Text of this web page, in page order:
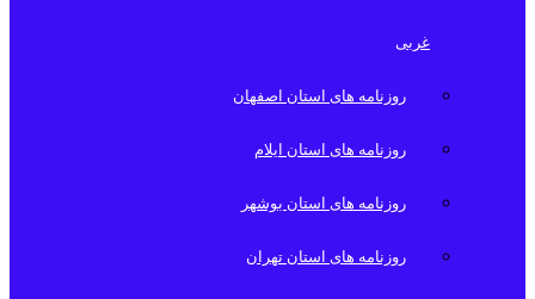
غربی
روزنامه های استان اصفهان
روزنامه های استان ایلام
روزنامه های استان بوشهر
روزنامه های استان تهران